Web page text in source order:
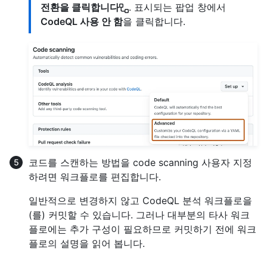
전환을 클릭합니다
. 표시되는 팝업 창에서
CodeQL 사용 안 함을 클릭합니다.
코드를 스캔하는 방법을 code scanning 사용자 지정
하려면 워크플로를 편집합니다.
일반적으로 변경하지 않고 CodeQL 분석 워크플로을
(를) 커밋할 수 있습니다. 그러나 대부분의 타사 워크
플로에는 추가 구성이 필요하므로 커밋하기 전에 워크
플로의 설명을 읽어 봅니다.